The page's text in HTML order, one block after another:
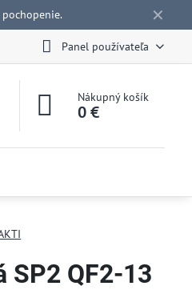
✕
Panel používateľa
Nákupný košík
0 €
SP2 QF2-13